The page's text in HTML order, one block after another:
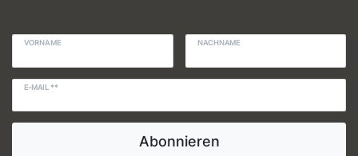
VORNAME NACHNAME
E-MAIL **
Abonnieren